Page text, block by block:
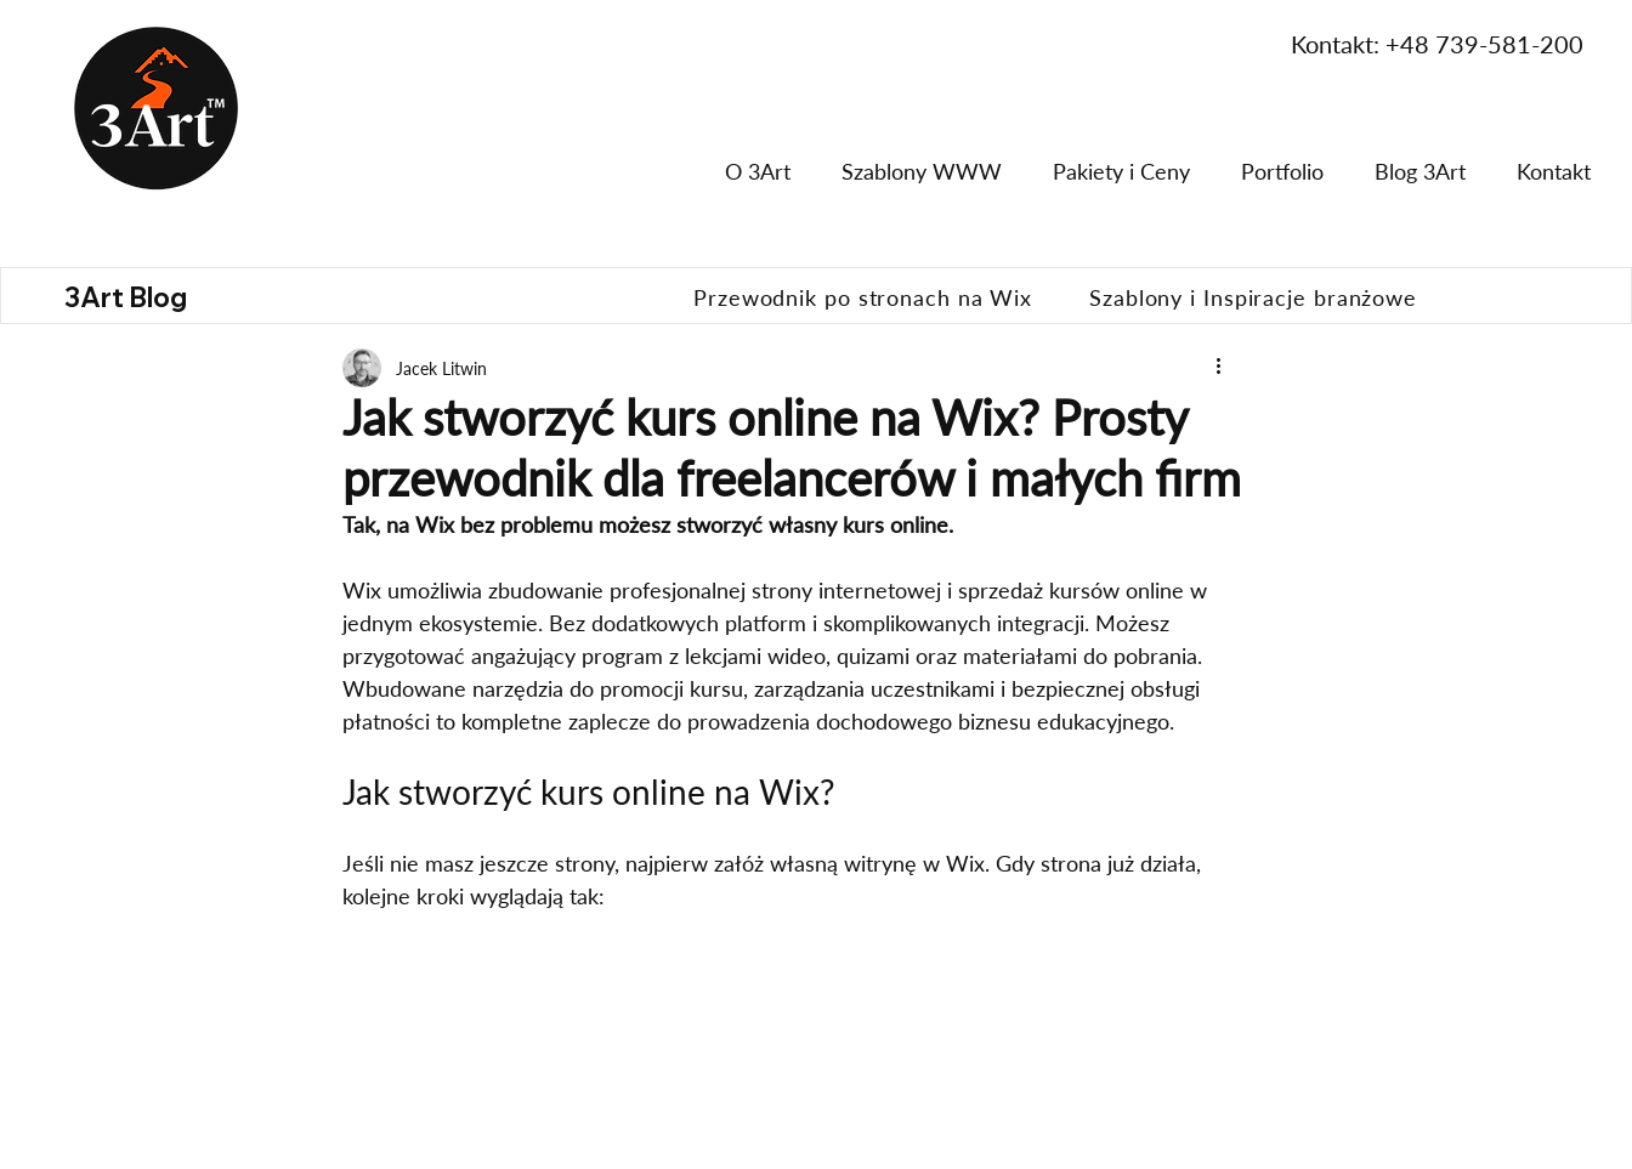
Kontakt: +48 739-581-200
O 3Art Szablony WWW Pakiety i Ceny Portfolio Blog 3Art Kontakt
3Art Blog Przewodnik po stronach na Wix Szablony i Inspiracje branżowe
Jak stworzyć kurs online na Wix? Prosty
przewodnik dla freelancerów i małych firm
Jacek Litwin
Tak, na Wix bez problemu możesz stworzyć własny kurs online.
Wix umożliwia zbudowanie profesjonalnej strony internetowej i sprzedaż kursów online w
jednym ekosystemie. Bez dodatkowych platform i skomplikowanych integracji. Możesz
przygotować angażujący program z lekcjami wideo, quizami oraz materiałami do pobrania.
Wbudowane narzędzia do promocji kursu, zarządzania uczestnikami i bezpiecznej obsługi
płatności to kompletne zaplecze do prowadzenia dochodowego biznesu edukacyjnego.
Jak stworzyć kurs online na Wix?
Jeśli nie masz jeszcze strony, najpierw załóż własną witrynę w Wix. Gdy strona już działa,
kolejne kroki wyglądają tak: